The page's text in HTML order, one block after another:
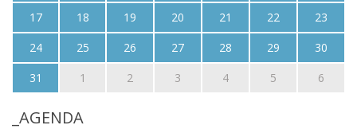
17
18 19 20 21 22
23
24
25 26 27 28 29
30
31
1 2 3 4 5 6
_AGENDA